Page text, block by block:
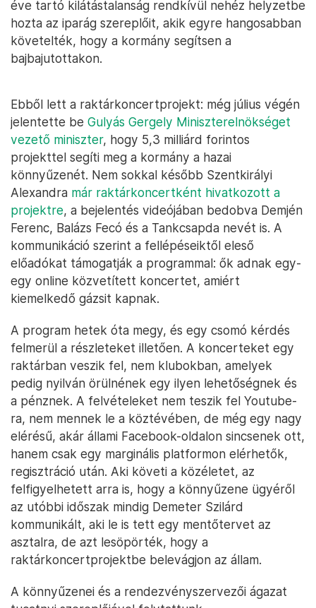
éve tartó kilátástalanság rendkívül nehéz helyzetbe
hozta az iparág szereplőit, akik egyre hangosabban
követelték, hogy a kormány segítsen a
bajbajutottakon.
Ebből lett a raktárkoncertprojekt: még július végén
jelentette be Gulyás Gergely Miniszterelnökséget
vezető miniszter, hogy 5,3 milliárd forintos
projekttel segíti meg a kormány a hazai
könnyűzenét. Nem sokkal később Szentkirályi
Alexandra már raktárkoncertként hivatkozott a
projektre, a bejelentés videójában bedobva Demjén
Ferenc, Balázs Fecó és a Tankcsapda nevét is. A
kommunikáció szerint a fellépéseiktől eleső
előadókat támogatják a programmal: ők adnak egy-
egy online közvetített koncertet, amiért
kiemelkedő gázsit kapnak.
A program hetek óta megy, és egy csomó kérdés
felmerül a részleteket illetően. A koncerteket egy
raktárban veszik fel, nem klubokban, amelyek
pedig nyilván örülnének egy ilyen lehetőségnek és
a pénznek. A felvételeket nem teszik fel Youtube-
ra, nem mennek le a köztévében, de még egy nagy
elérésű, akár állami Facebook-oldalon sincsenek ott,
hanem csak egy marginális platformon elérhetők,
regisztráció után. Aki követi a közéletet, az
felfigyelhetett arra is, hogy a könnyűzene ügyéről
az utóbbi időszak mindig Demeter Szilárd
kommunikált, aki le is tett egy mentőtervet az
asztalra, de azt lesöpörték, hogy a
raktárkoncertprojektbe belevágjon az állam.
A könnyűzenei és a rendezvényszervezői ágazat